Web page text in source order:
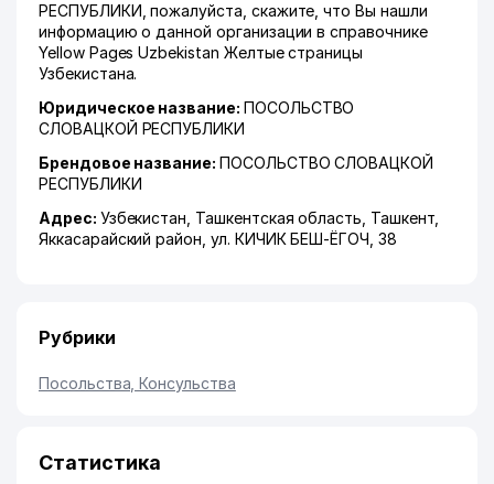
РЕСПУБЛИКИ, пожалуйста, скажите, что Вы нашли
информацию о данной организации в справочнике
Yellow Pages Uzbekistan Желтые страницы
Узбекистана.
Юридическое название: ПОСОЛЬСТВО
СЛОВАЦКОЙ РЕСПУБЛИКИ
Брендовое название: ПОСОЛЬСТВО СЛОВАЦКОЙ
РЕСПУБЛИКИ
Адрес: Узбекистан, Ташкентская область Ташкент,
Яккасарайский район ул. КИЧИК БЕШ-ЁГОЧ , 38
Рубрики
Посольства, Консульства
Статистика